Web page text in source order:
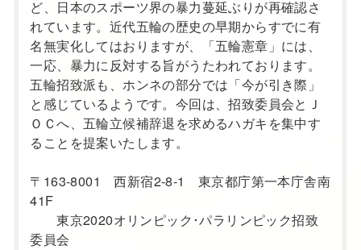
ど、日本のスポーツ界の暴力蔓延ぶりが再確認さ
れています。近代五輪の歴史の早期からすでに有
名無実化してはおりますが、「五輪憲章」には、
一応、暴力に反対する旨がうたわれております。
五輪招致派も、ホンネの部分では「今が引き際」
と感じているようです。今回は、招致委員会とＪ
ＯＣへ、五輪立候補辞退を求めるハガキを集中す
ることを提案いたします。
〒163-8001 西新宿2-8-1 東京都庁第一本庁舎南
41F
東京2020オリンピック･パラリンピック招致
委員会